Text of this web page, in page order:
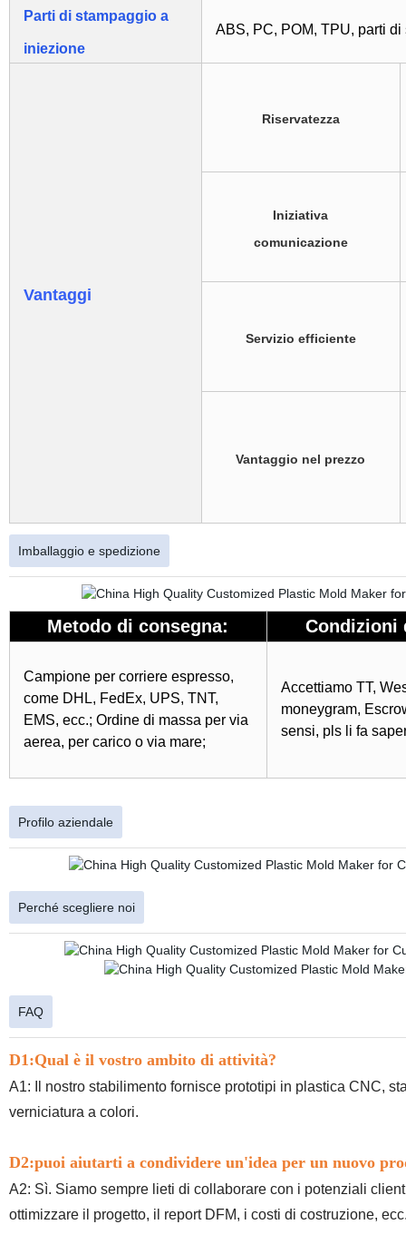
Parti di stampaggio a
iniezione
ABS, PC, POM, TPU, parti
Vantaggi
Riservatezza
Iniziativa
comunicazione
Servizio efficiente
Vantaggio nel prezzo
Imballaggio e spedizione
Metodo di consegna: Condizioni
Campione per corriere espresso,
come DHL, FedEx, UPS, TNT,
EMS, ecc.; Ordine di massa per via
aerea, per carico o via mare;
Accettiamo TT,
moneygram,
sensi, pls li fa
Profilo aziendale
Perché scegliere noi
FAQ
D1:Qual è il vostro ambito di attività?
A1: Il nostro stabilimento fornisce prototipi in plastica CNC,
verniciatura a colori.
D2:puoi aiutarti a condividere un'idea per un nuovo
A2: Sì. Siamo sempre lieti di collaborare con i potenziali
ottimizzare il progetto, il report DFM, i costi di costruzione,